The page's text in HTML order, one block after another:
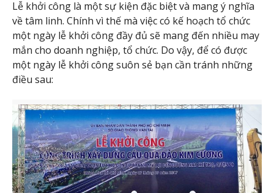
Lễ khởi công là một sự kiện đặc biệt và mang ý nghĩa
về tâm linh. Chính vì thế mà việc có kế hoạch tổ chức
một ngày lễ khởi công đầy đủ sẽ mang đến nhiều may
mắn cho doanh nghiệp, tổ chức. Do vậy, để có được
một ngày lễ khởi công suôn sẻ bạn cần tránh những
điều sau: